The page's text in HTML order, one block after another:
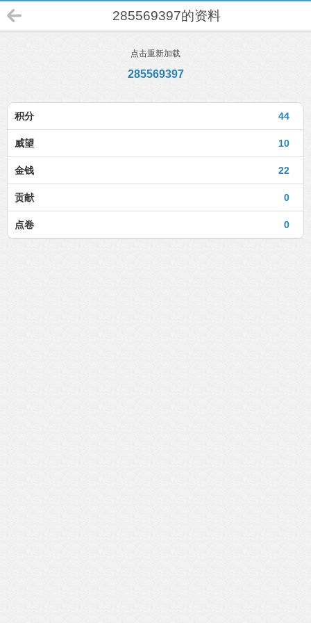
285569397的资料
点击重新加载
285569397
44
积分
10
威望
22
金钱
0
贡献
0
点卷